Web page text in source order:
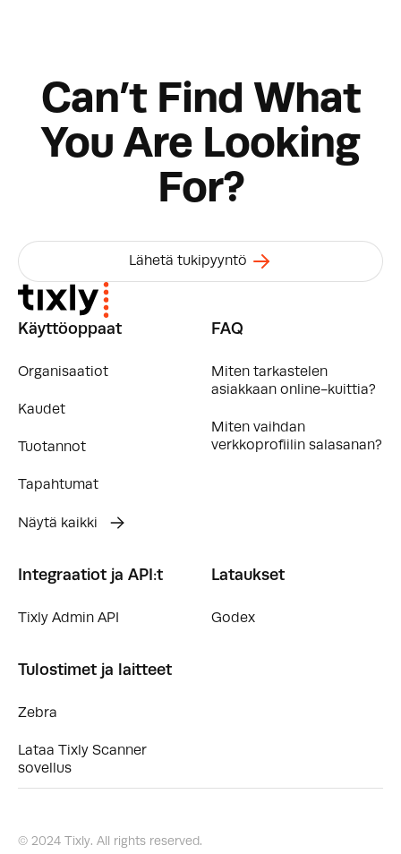
Can’t Find What
You Are Looking
For?
Lähetä tukipyyntö
Käyttöoppaat
Organisaatiot
Kaudet
Tuotannot
Tapahtumat
Näytä kaikki
FAQ
Miten tarkastelen
asiakkaan online-kuittia?
Miten vaihdan
verkkoprofiilin salasanan?
Integraatiot ja API:t
Tixly Admin API
Lataukset
Godex
Tulostimet ja laitteet
Zebra
Lataa Tixly Scanner
sovellus
© 2024 Tixly. All rights reserved.